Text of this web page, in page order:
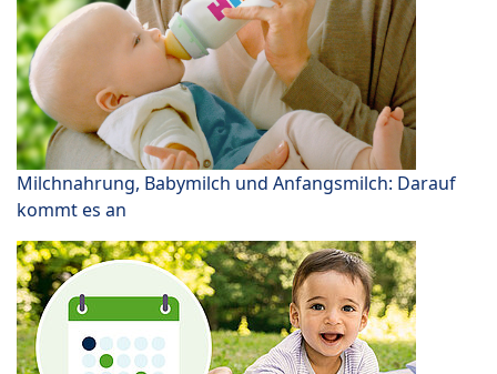
Milchnahrung, Babymilch und Anfangsmilch: Darauf
kommt es an